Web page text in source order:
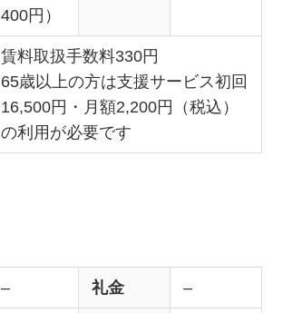
400円）
賃料取扱手数料330円
65歳以上の方は支援サービス初回
16,500円・月額2,200円（税込）
の利用が必要です
– 礼金 –